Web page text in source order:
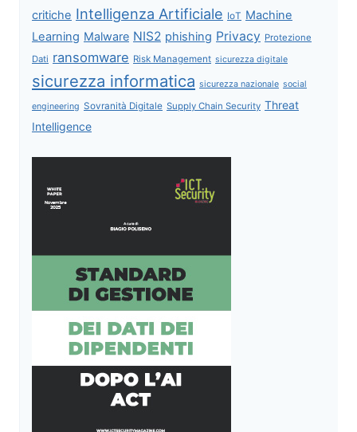
critiche Intelligenza Artificiale IoT Machine
Learning Malware NIS2 phishing Privacy Protezione
Dati ransomware Risk Management sicurezza digitale
sicurezza informatica sicurezza nazionale social
engineering Sovranità Digitale Supply Chain Security Threat
Intelligence